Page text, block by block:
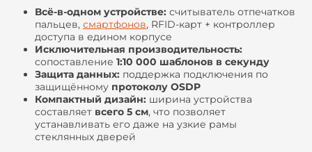
Всё-в-одном устройстве: считыватель отпечатков
пальцев, смартфонов, RFID-карт + контроллер
доступа в едином корпусе
Исключительная производительность:
сопоставление 1:10 000 шаблонов в секунду
Защита данных: поддержка подключения по
защищённому протоколу OSDP
Компактный дизайн: ширина устройства
составляет всего 5 см, что позволяет
устанавливать его даже на узкие рамы
стеклянных дверей